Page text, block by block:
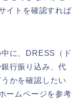
イトを確認すれば
に、DRESS（ド
行振り込み、代
かを確認したい
ームページを参考